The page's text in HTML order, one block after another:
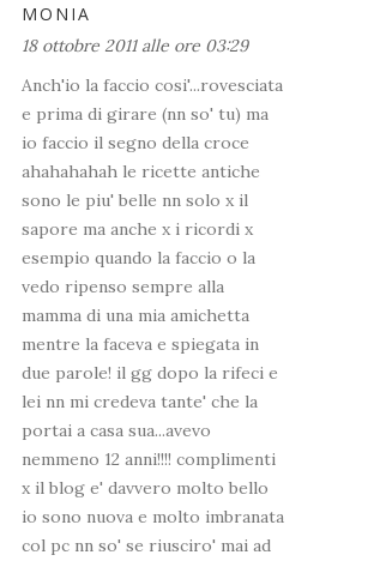
MONIA
18 ottobre 2011 alle ore 03:29
Anch'io la faccio cosi'...rovesciata
e prima di girare (nn so' tu) ma
io faccio il segno della croce
ahahahahah le ricette antiche
sono le piu' belle nn solo x il
sapore ma anche x i ricordi x
esempio quando la faccio o la
vedo ripenso sempre alla
mamma di una mia amichetta
mentre la faceva e spiegata in
due parole! il gg dopo la rifeci e
lei nn mi credeva tante' che la
portai a casa sua...avevo
nemmeno 12 anni!!!! complimenti
x il blog e' davvero molto bello
io sono nuova e molto imbranata
col pc nn so' se riusciro' mai ad